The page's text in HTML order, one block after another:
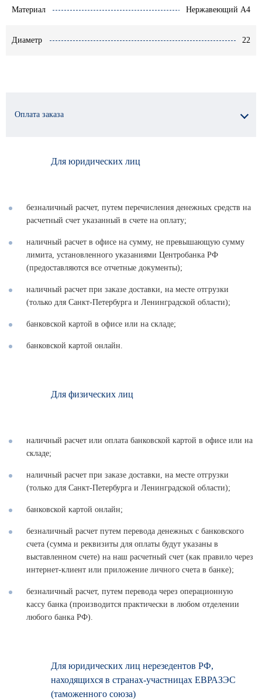
Материал Нержавеющий A4
Диаметр 22
Оплата заказа
Для юридических лиц
безналичный расчет, путем перечисления денежных средств на
расчетный счет указанный в счете на оплату;
наличный расчет в офисе на сумму, не превышающую сумму
лимита, установленного указаниями Центробанка РФ
(предоставляются все отчетные документы);
наличный расчет при заказе доставки, на месте отгрузки
(только для Санкт-Петербурга и Ленинградской области);
банковской картой в офисе или на складе;
банковской картой онлайн.
Для физических лиц
наличный расчет или оплата банковской картой в офисе или на
складе;
наличный расчет при заказе доставки, на месте отгрузки
(только для Санкт-Петербурга и Ленинградской области);
банковской картой онлайн;
безналичный расчет путем перевода денежных с банковского
счета (сумма и реквизиты для оплаты будут указаны в
выставленном счете) на наш расчетный счет (как правило через
интернет-клиент или приложение личного счета в банке);
безналичный расчет, путем перевода через операционную
кассу банка (производится практически в любом отделении
любого банка РФ).
Для юридических лиц нерезедентов РФ,
находящихся в странах-участницах ЕВРАЗЭС
(таможенного союза)